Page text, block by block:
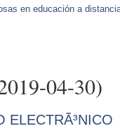
en educación a
04-30)
ELECTRÃ³NICO